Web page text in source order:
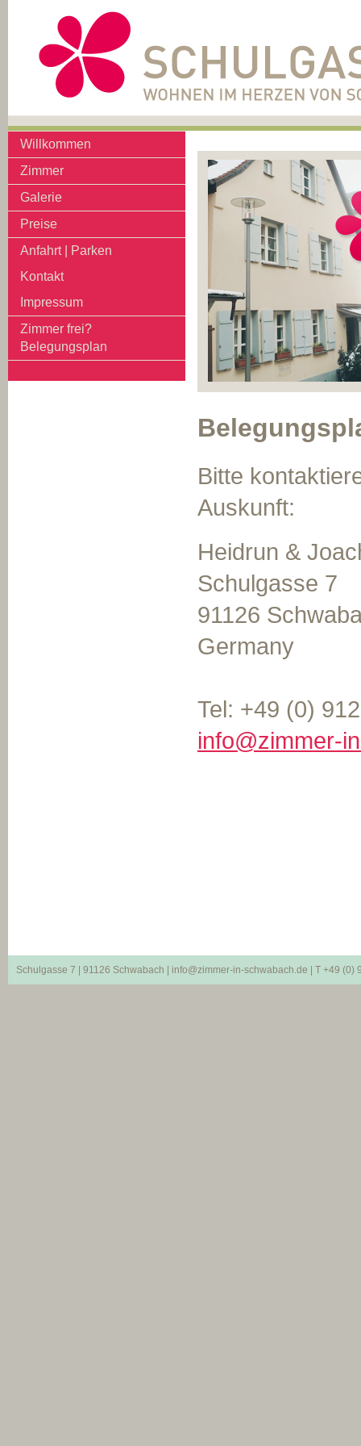
Willkommen
Zimmer
Galerie
Preise
Anfahrt | Parken
Kontakt
Impressum
Zimmer frei?
Belegungsplan
Bitte
Auskunft:
Heidrun &
Schulgasse 7
91126
Germany
Tel: +49 (0)
info@zimmer-
Schulgasse 7 | 91126 Schwabach | info@zimmer-in-schwabach.de | T +49